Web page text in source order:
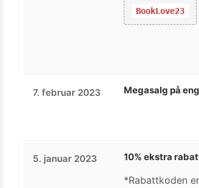
BookLove23
7. februar 2023 Megasalg på
5. januar 2023 10% ekstra
*Rabattkoden